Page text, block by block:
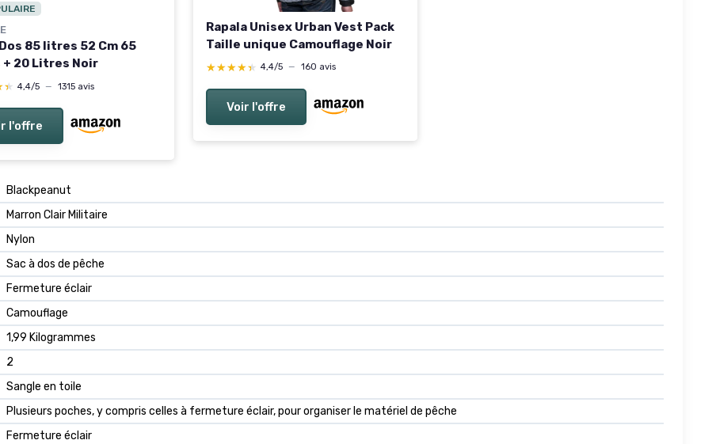
85 litres 52 Cm 65
20 Litres Noir
4,4/5 — 1315 avis
l'offre
Rapala Unisex Urban Vest Pack
Taille unique Camouflage Noir
★★★★★
★★★★★ 4,4/5 — 160 avis
Voir l'offre
Blackpeanut
Marron Clair Militaire
Nylon
Sac à dos de pêche
Fermeture éclair
Camouflage
1,99 Kilogrammes
2
Sangle en toile
Plusieurs poches, y compris celles à fermeture éclair, pour organiser le matériel de pêche
Fermeture éclair